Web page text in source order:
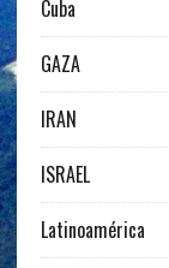
Cuba
GAZA
IRAN
ISRAEL
Latinoamérica